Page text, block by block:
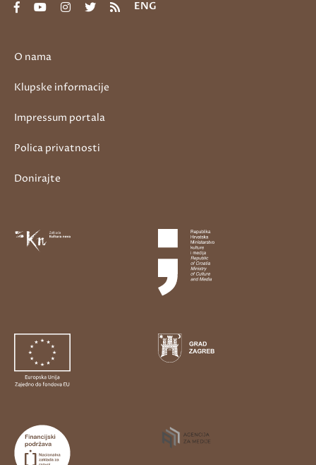
O nama
Klupske informacije
Impressum portala
Polica privatnosti
Donirajte
ENG